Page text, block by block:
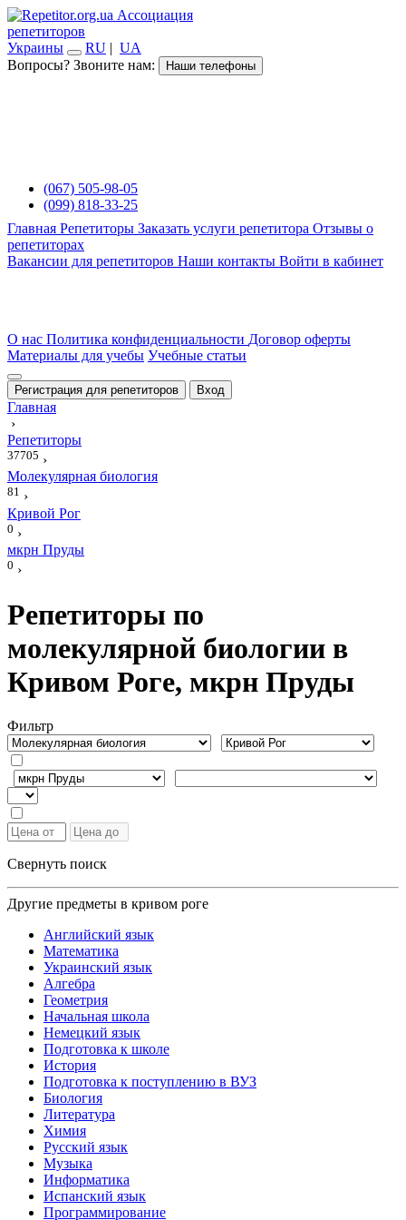
Ассоциация
репетиторов
Украины
RU | UA
Вопросы? Звоните нам:
Наши телефоны
(067) 505-98-05
(099) 818-33-25
Главная Репетиторы Заказать услуги репетитора Отзывы о
репетиторах
Вакансии для репетиторов Наши контакты Войти в кабинет
О нас Политика конфиденциальности Договор оферты
Материалы для учебы Учебные статьи
Регистрация для репетиторов Вход
Главная
›
Репетиторы
37705 ›
Молекулярная биология
81 ›
Кривой Рог
0 ›
мкрн Пруды
0 ›
Репетиторы по
молекулярной биологии в
Кривом Роге, мкрн Пруды
Фильтр
Свернуть поиск
Другие предметы в кривом роге
Английский язык
Математика
Украинский язык
Алгебра
Геометрия
Начальная школа
Немецкий язык
Подготовка к школе
История
Подготовка к поступлению в ВУЗ
Биология
Литература
Химия
Русский язык
Музыка
Информатика
Испанский язык
Программирование